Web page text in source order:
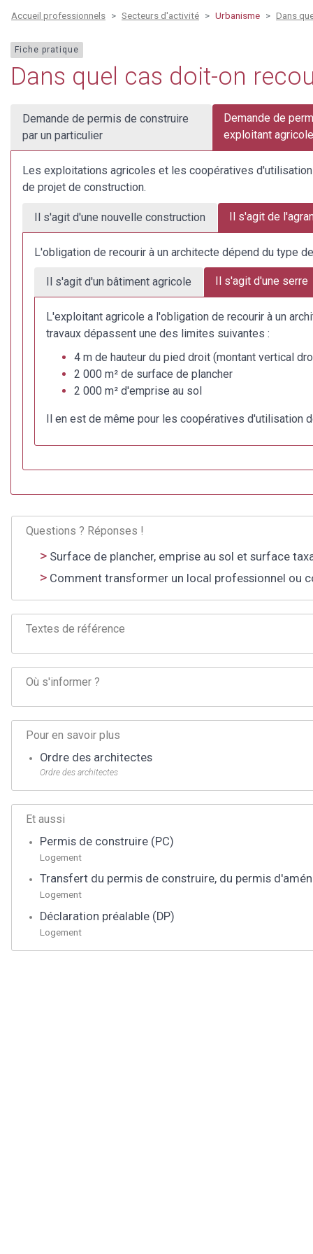
Accueil professionnels Secteurs d'activité Urbanisme Dans
Fiche pratique
Dans quel cas doit-on
Demande de permis de construire
par un particulier
Demande de
exploitant
Les exploitations agricoles et les coopératives
de projet de construction.
Il s'agit d'une nouvelle construction Il s'agit de
L'obligation de recourir à un architecte dépend du type
Il s'agit d'un bâtiment agricole Il s'agit d'une serre
L'exploitant agricole a l'obligation de recourir à un
travaux dépassent une des limites suivantes :
4 m de hauteur du pied droit (montant vertical
2 000 m² de surface de plancher
2 000 m² d'emprise au sol
Il en est de même pour les coopératives d'utilisation
Questions ? Réponses !
Surface de plancher, emprise au sol et surface
Comment transformer un local professionnel ou
Textes de référence
Où s'informer ?
Pour en savoir plus
Ordre des architectes
Ordre des architectes
Et aussi
Permis de construire (PC)
Logement
Transfert du permis de construire, du permis
Logement
Déclaration préalable (DP)
Logement